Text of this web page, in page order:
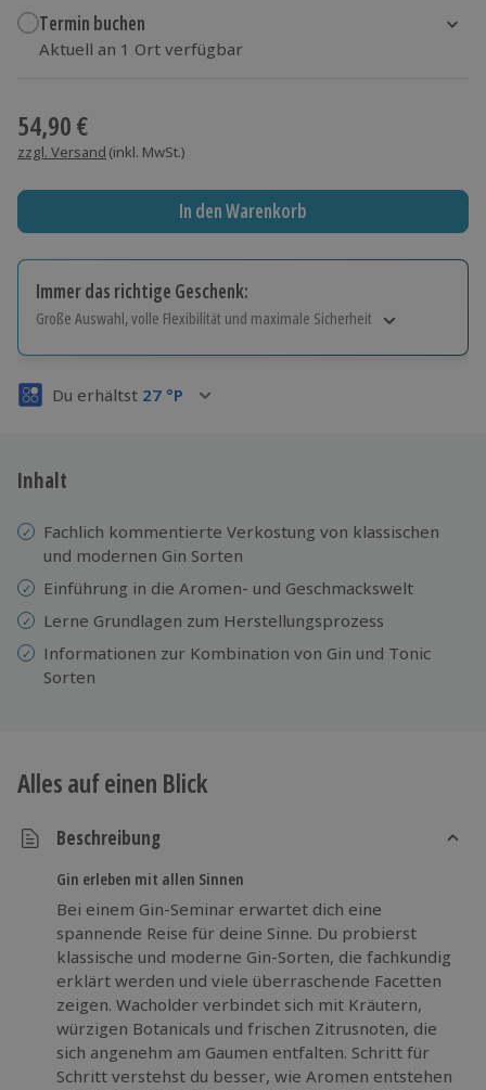
Termin buchen
Aktuell an 1 Ort verfügbar
54,90 €
zzgl. Versand (inkl. MwSt.)
In den Warenkorb
Immer das richtige Geschenk:
Große Auswahl, volle Flexibilität und maximale Sicherheit
Volle Flexibilität
3 Jahre gültig & verlängerbar.
Du erhältst 27 °P
Inhalt
Fachlich kommentierte Verkostung von klassischen
und modernen Gin Sorten
Einführung in die Aromen- und Geschmackswelt
Lerne Grundlagen zum Herstellungsprozess
Informationen zur Kombination von Gin und Tonic
Sorten
Alles auf einen Blick
Beschreibung
Gin erleben mit allen Sinnen
Bei einem Gin-Seminar erwartet dich eine
spannende Reise für deine Sinne. Du probierst
klassische und moderne Gin-Sorten, die fachkundig
erklärt werden und viele überraschende Facetten
zeigen. Wacholder verbindet sich mit Kräutern,
würzigen Botanicals und frischen Zitrusnoten, die
sich angenehm am Gaumen entfalten. Schritt für
Schritt verstehst du besser, wie Aromen entstehen